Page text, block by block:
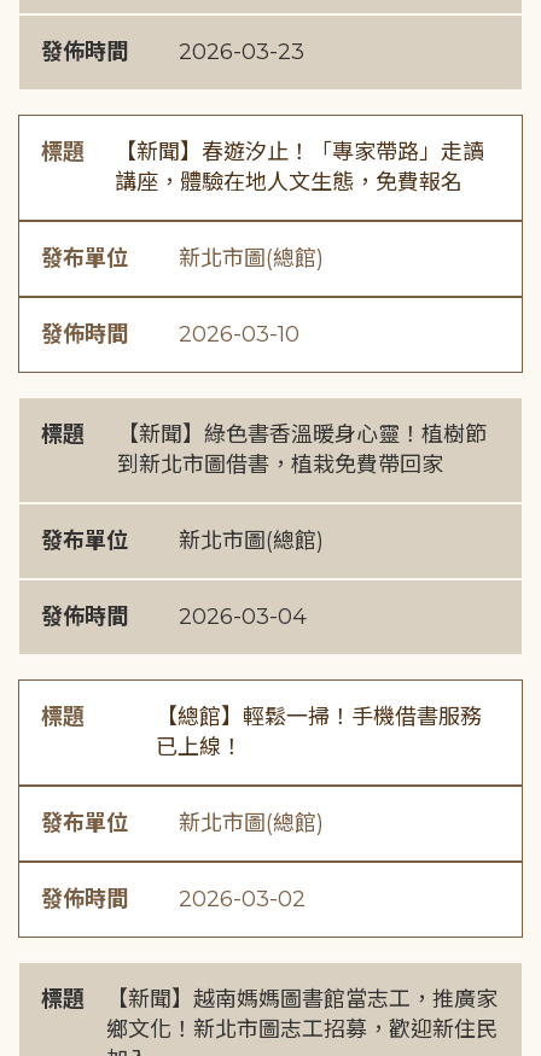
發佈時間 2026-03-23
標題
【新聞】春遊汐止！「專家帶路」走讀
講座，體驗在地人文生態，免費報名
發布單位 新北市圖(總館)
發佈時間 2026-03-10
標題
【新聞】綠色書香溫暖身心靈！植樹節
到新北市圖借書，植栽免費帶回家
發布單位 新北市圖(總館)
發佈時間 2026-03-04
標題
【總館】輕鬆一掃！手機借書服務
已上線！
發布單位 新北市圖(總館)
發佈時間 2026-03-02
標題
【新聞】越南媽媽圖書館當志工，推廣家
鄉文化！新北市圖志工招募，歡迎新住民